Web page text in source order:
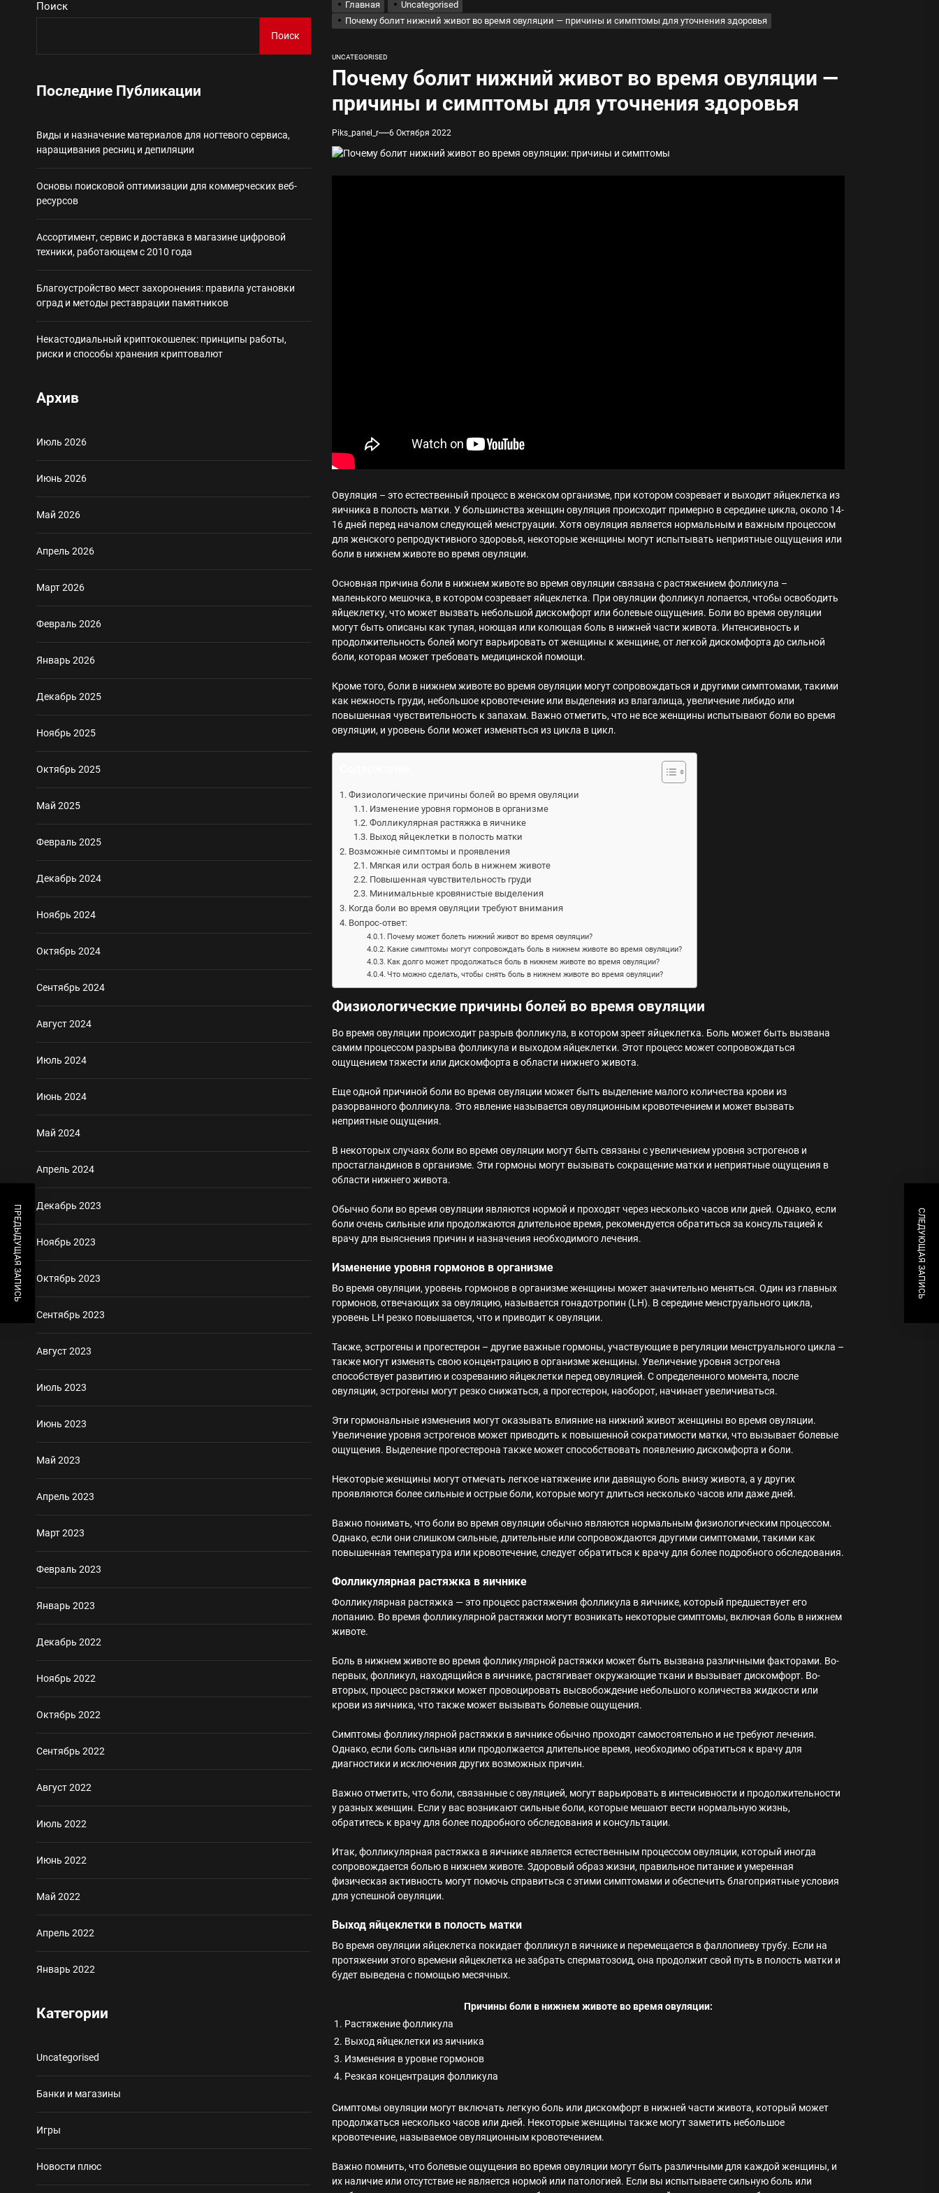
Виды и назначение материалов для ногтевого сервиса, наращивания ресниц и депиляции
Основы поисковой оптимизации для коммерческих веб-ресурсов
Ассортимент, сервис и доставка в магазине цифровой техники, работающем с 2010 года
Благоустройство мест захоронения: правила установки оград и методы реставрации памятников
Некастодиальный криптокошелек: принципы работы, риски и способы хранения криптовалют
Главная
Uncategorised
Почему болит нижний живот во время овуляции — причины и симптомы для уточнения здоровья
UNCATEGORISED
Почему болит нижний живот во время овуляции —
причины и симптомы для уточнения здоровья
Piks_panel_r 6 Октября 2022
Овуляция – это естественный процесс в женском организме, при котором созревает и выходит яйцеклетка из
яичника в полость матки. У большинства женщин овуляция происходит примерно в середине цикла, около 14-
16 дней перед началом следующей менструации. Хотя овуляция является нормальным и важным процессом
для женского репродуктивного здоровья, некоторые женщины могут испытывать неприятные ощущения или
боли в нижнем животе во время овуляции.
Основная причина боли в нижнем животе во время овуляции связана с растяжением фолликула –
маленького мешочка, в котором созревает яйцеклетка. При овуляции фолликул лопается, чтобы освободить
яйцеклетку, что может вызвать небольшой дискомфорт или болевые ощущения. Боли во время овуляции
могут быть описаны как тупая, ноющая или колющая боль в нижней части живота. Интенсивность и
продолжительность болей могут варьировать от женщины к женщине, от легкой дискомфорта до сильной
боли, которая может требовать медицинской помощи.
Кроме того, боли в нижнем животе во время овуляции могут сопровождаться и другими симптомами, такими
как нежность груди, небольшое кровотечение или выделения из влагалища, увеличение либидо или
повышенная чувствительность к запахам. Важно отметить, что не все женщины испытывают боли во время
овуляции, и уровень боли может изменяться из цикла в цикл.
Физиологические причины болей во время овуляции
Изменение уровня гормонов в организме
Фолликулярная растяжка в яичнике
Выход яйцеклетки в полость матки
Возможные симптомы и проявления
Мягкая или острая боль в нижнем животе
Повышенная чувствительность груди
Минимальные кровянистые выделения
Когда боли во время овуляции требуют внимания
Вопрос-ответ:
Почему может болеть нижний живот во время овуляции?
Какие симптомы могут сопровождать боль в нижнем животе во время овуляции?
Как долго может продолжаться боль в нижнем животе во время овуляции?
Что можно сделать, чтобы снять боль в нижнем животе во время овуляции?
Физиологические причины болей во время овуляции
Во время овуляции происходит разрыв фолликула, в котором зреет яйцеклетка. Боль может быть вызвана
самим процессом разрыва фолликула и выходом яйцеклетки. Этот процесс может сопровождаться
ощущением тяжести или дискомфорта в области нижнего живота.
Еще одной причиной боли во время овуляции может быть выделение малого количества крови из
разорванного фолликула. Это явление называется овуляционным кровотечением и может вызвать
неприятные ощущения.
В некоторых случаях боли во время овуляции могут быть связаны с увеличением уровня эстрогенов и
простагландинов в организме. Эти гормоны могут вызывать сокращение матки и неприятные ощущения в
области нижнего живота.
Обычно боли во время овуляции являются нормой и проходят через несколько часов или дней. Однако, если
боли очень сильные или продолжаются длительное время, рекомендуется обратиться за консультацией к
врачу для выяснения причин и назначения необходимого лечения.
Изменение уровня гормонов в организме
Во время овуляции, уровень гормонов в организме женщины может значительно меняться. Один из главных
гормонов, отвечающих за овуляцию, называется гонадотропин (LH). В середине менструального цикла,
уровень LH резко повышается, что и приводит к овуляции.
Также, эстрогены и прогестерон – другие важные гормоны, участвующие в регуляции менструального цикла –
также могут изменять свою концентрацию в организме женщины. Увеличение уровня эстрогена
способствует развитию и созреванию яйцеклетки перед овуляцией. С определенного момента, после
овуляции, эстрогены могут резко снижаться, а прогестерон, наоборот, начинает увеличиваться.
Эти гормональные изменения могут оказывать влияние на нижний живот женщины во время овуляции.
Увеличение уровня эстрогенов может приводить к повышенной сократимости матки, что вызывает болевые
ощущения. Выделение прогестерона также может способствовать появлению дискомфорта и боли.
Некоторые женщины могут отмечать легкое натяжение или давящую боль внизу живота, а у других
проявляются более сильные и острые боли, которые могут длиться несколько часов или даже дней.
Важно понимать, что боли во время овуляции обычно являются нормальным физиологическим процессом.
Однако, если они слишком сильные, длительные или сопровождаются другими симптомами, такими как
повышенная температура или кровотечение, следует обратиться к врачу для более подробного обследования.
Фолликулярная растяжка в яичнике
Фолликулярная растяжка — это процесс растяжения фолликула в яичнике, который предшествует его
лопанию. Во время фолликулярной растяжки могут возникать некоторые симптомы, включая боль в нижнем
животе.
Боль в нижнем животе во время фолликулярной растяжки может быть вызвана различными факторами. Во-
первых, фолликул, находящийся в яичнике, растягивает окружающие ткани и вызывает дискомфорт. Во-
вторых, процесс растяжки может провоцировать высвобождение небольшого количества жидкости или
крови из яичника, что также может вызывать болевые ощущения.
Симптомы фолликулярной растяжки в яичнике обычно проходят самостоятельно и не требуют лечения.
Однако, если боль сильная или продолжается длительное время, необходимо обратиться к врачу для
диагностики и исключения других возможных причин.
Важно отметить, что боли, связанные с овуляцией, могут варьировать в интенсивности и продолжительности
у разных женщин. Если у вас возникают сильные боли, которые мешают вести нормальную жизнь,
обратитесь к врачу для более подробного обследования и консультации.
Итак, фолликулярная растяжка в яичнике является естественным процессом овуляции, который иногда
сопровождается болью в нижнем животе. Здоровый образ жизни, правильное питание и умеренная
физическая активность могут помочь справиться с этими симптомами и обеспечить благоприятные условия
для успешной овуляции.
Выход яйцеклетки в полость матки
Во время овуляции яйцеклетка покидает фолликул в яичнике и перемещается в фаллопиеву трубу. Если на
протяжении этого времени яйцеклетка не забрать сперматозоид, она продолжит свой путь в полость матки и
будет выведена с помощью месячных.
Причины боли в нижнем животе во время овуляции:
1. Растяжение фолликула
2. Выход яйцеклетки из яичника
3. Изменения в уровне гормонов
4. Резкая концентрация фолликула
Симптомы овуляции могут включать легкую боль или дискомфорт в нижней части живота, который может
продолжаться несколько часов или дней. Некоторые женщины также могут заметить небольшое
кровотечение, называемое овуляционным кровотечением.
Важно помнить, что болевые ощущения во время овуляции могут быть различными для каждой женщины, и
их наличие или отсутствие не является нормой или патологией. Если вы испытываете сильную боль или
ПРЕДЫДУЩАЯ ЗАПИСЬ СЛЕДУЮЩАЯ ЗАПИСЬ
Поиск
Поиск
Последние Публикации
Виды и назначение материалов для ногтевого сервиса,
наращивания ресниц и депиляции
Основы поисковой оптимизации для коммерческих веб-
ресурсов
Ассортимент, сервис и доставка в магазине цифровой
техники, работающем с 2010 года
Благоустройство мест захоронения: правила установки
оград и методы реставрации памятников
Некастодиальный криптокошелек: принципы работы,
риски и способы хранения криптовалют
Архив
Июль 2026
Июнь 2026
Май 2026
Апрель 2026
Март 2026
Февраль 2026
Январь 2026
Декабрь 2025
Ноябрь 2025
Октябрь 2025
Май 2025
Февраль 2025
Декабрь 2024
Ноябрь 2024
Октябрь 2024
Сентябрь 2024
Август 2024
Июль 2024
Июнь 2024
Май 2024
Апрель 2024
Декабрь 2023
Ноябрь 2023
Октябрь 2023
Сентябрь 2023
Август 2023
Июль 2023
Июнь 2023
Май 2023
Апрель 2023
Март 2023
Февраль 2023
Январь 2023
Декабрь 2022
Ноябрь 2022
Октябрь 2022
Сентябрь 2022
Август 2022
Июль 2022
Июнь 2022
Май 2022
Апрель 2022
Январь 2022
Категории
Uncategorised
Банки и магазины
Игры
Новости плюс